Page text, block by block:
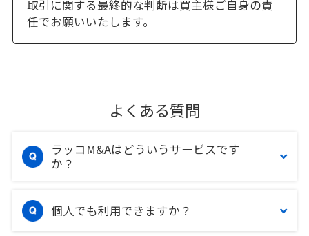
取引に関する最終的な判断は買主様ご自身の責
任でお願いいたします。
よくある質問
ラッコM&Aはどういうサービスです
か？
個人でも利用できますか？